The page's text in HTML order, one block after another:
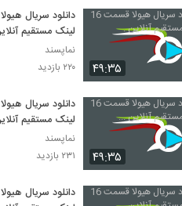
۴۹:۳۵
لینک مستقیم
نماپسند
۲۲۰ بازدید
۴۹:۳۵
لینک مستقیم
نماپسند
۲۳۱ بازدید